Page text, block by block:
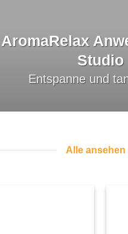
AromaRelax
Studio
Entspanne und
Alle ansehen